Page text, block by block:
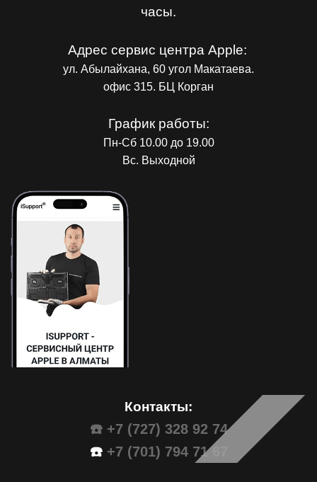
часы.
Адрес сервис центра Apple:
ул. Абылайхана, 60 угол Макатаева.
офис 315. БЦ Корган
График работы:
Пн-Сб 10.00 до 19.00
Вс. Выходной
Контакты:
☎️ +7 (727) 328 92 74
☎️ +7 (701) 794 71 67